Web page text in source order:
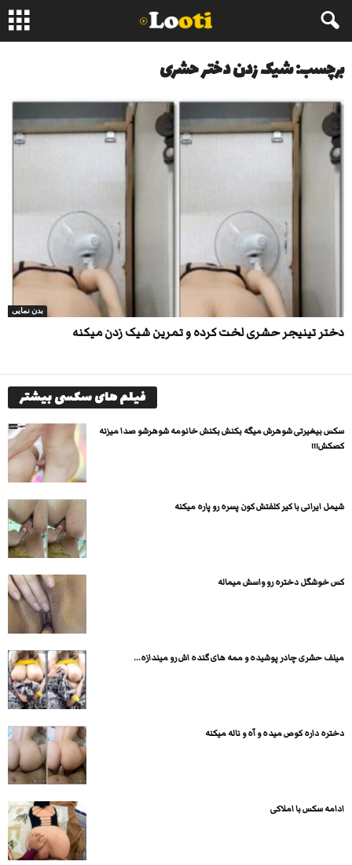
برچسب: شیک زدن دختر حشری
بدن نمایی
دختر تینیجر حشری لخت کرده و تمرین شیک زدن میکنه
فیلم های سکسی بیشتر
سکس بیغیرتی شوهرش میگه بکنش بکنش خانومه شوهرشو صدا میزنه
کصکش!!!
شیمل ایرانی با کیر کلفتش کون پسره رو پاره میکنه
کس خوشگل دختره رو واسش میماله
میلف حشری چادر پوشیده و ممه های گنده اش رو میندازه...
دختره داره کوص میده و آه و ناله میکنه
ادامه سکس با املاکی